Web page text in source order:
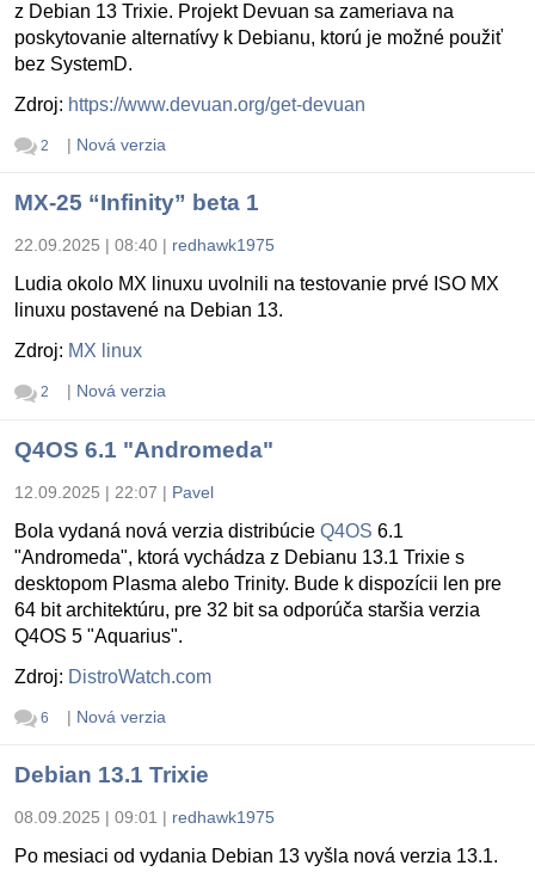
z Debian 13 Trixie. Projekt Devuan sa zameriava na
poskytovanie alternatívy k Debianu, ktorú je možné použiť
bez SystemD.
Zdroj: https://www.devuan.org/get-devuan
2 | Nová verzia
MX-25 “Infinity” beta 1
22.09.2025 | 08:40 | redhawk1975
Ludia okolo MX linuxu uvolnili na testovanie prvé ISO MX
linuxu postavené na Debian 13.
Zdroj: MX linux
2 | Nová verzia
Q4OS 6.1 "Andromeda"
12.09.2025 | 22:07 | Pavel
Bola vydaná nová verzia distribúcie Q4OS 6.1
"Andromeda", ktorá vychádza z Debianu 13.1 Trixie s
desktopom Plasma alebo Trinity. Bude k dispozícii len pre
64 bit architektúru, pre 32 bit sa odporúča staršia verzia
Q4OS 5 "Aquarius".
Zdroj: DistroWatch.com
6 | Nová verzia
Debian 13.1 Trixie
08.09.2025 | 09:01 | redhawk1975
Po mesiaci od vydania Debian 13 vyšla nová verzia 13.1.